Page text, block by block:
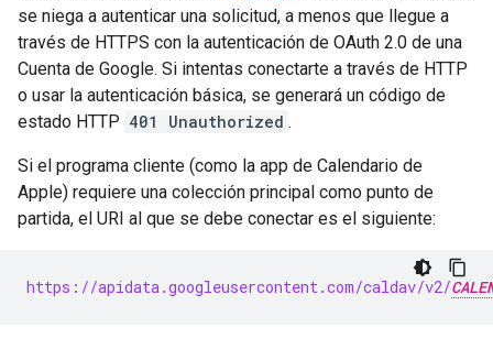
se niega a autenticar una solicitud, a menos que llegue a
través de HTTPS con la autenticación de OAuth 2.0 de una
Cuenta de Google. Si intentas conectarte a través de HTTP
o usar la autenticación básica, se generará un código de
estado HTTP 401 Unauthorized .
Si el programa cliente (como la app de Calendario de
Apple) requiere una colección principal como punto de
partida, el URI al que se debe conectar es el siguiente:
https://apidata.googleusercontent.com/caldav/v2/